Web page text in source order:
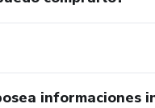
informaciones